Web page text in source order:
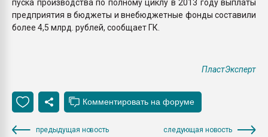
пуска производства по полному циклу в 2013 году выплаты
предприятия в бюджеты и внебюджетные фонды составили
более 4,5 млрд. рублей, сообщает ГК.
ПластЭксперт
предыдущая новость следующая новость